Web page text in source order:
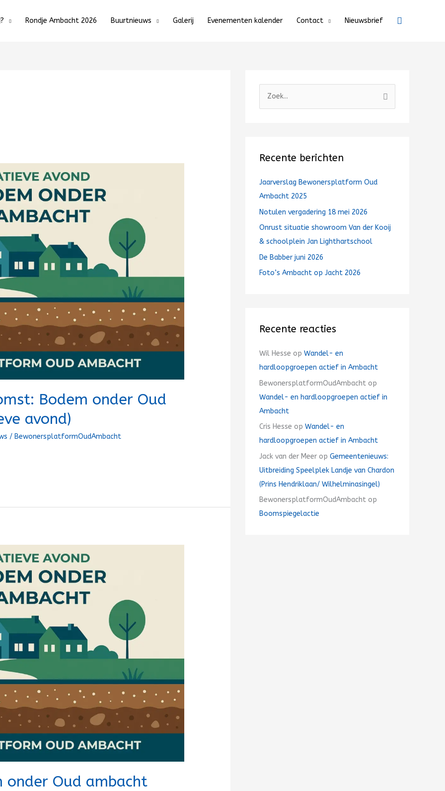
Rondje Ambacht 2026 Buurtnieuws Galerij Evenementen kalender Contact Nieuwsbrief Zoeken
Bodem onder Oud
avond)
/BewonersplatformOudAmbacht
onder Oud ambacht
n
a
r
:
Recente berichten
Jaarverslag Bewonersplatform Oud
Ambacht 2025
Notulen vergadering 18 mei 2026
Onrust situatie showroom Van der Kooij
& schoolplein Jan Lighthartschool
De Babber juni 2026
Foto’s Ambacht op Jacht 2026
Recente reacties
Wil Hesse op Wandel- en
hardloopgroepen actief in Ambacht
BewonersplatformOudAmbacht op
Wandel- en hardloopgroepen actief in
Ambacht
Cris Hesse op Wandel- en
hardloopgroepen actief in Ambacht
Jack van der Meer op Gemeentenieuws:
Uitbreiding Speelplek Landje van Chardon
(Prins Hendriklaan/ Wilhelminasingel)
BewonersplatformOudAmbacht op
Boomspiegelactie